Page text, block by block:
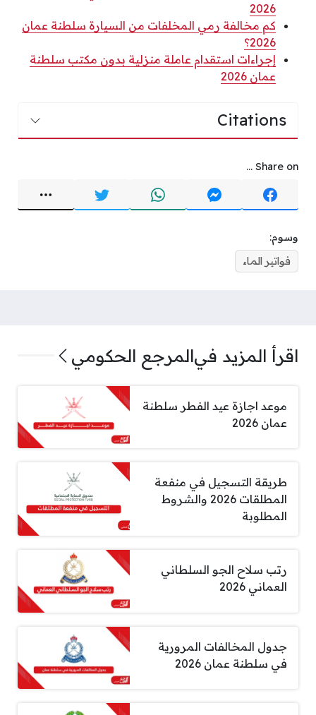
2026
كم مخالفة رمي المخلفات من السيارة سلطنة عمان
2026؟
إجراءات استقدام عاملة منزلية بدون مكتب سلطنة
عمان 2026
Citations
Share on ...
وسوم:
فواتير الماء
اقرأ المزيد فيالمرجع الحكومي
موعد اجازة عيد الفطر سلطنة
عمان 2026
طريقة التسجيل في منفعة
المطلقات 2026 والشروط
المطلوبة
رتب سلاح الجو السلطاني
العماني 2026
جدول المخالفات المرورية
في سلطنة عمان 2026